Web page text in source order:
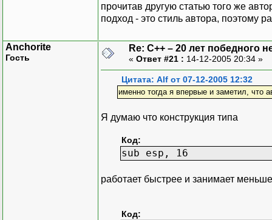
прочитав другую статью того же
подход - это стиль автора, поэтому
Anchorite
Гость
Re: C++ – 20 лет победного
« Ответ #21 : 14-12-2005 20:34 »
Цитата: Alf от 07-12-2005 12:32
именно тогда я впервые и заметил, что
Я думаю что конструкция типа
Код:
sub esp, 16
работает быстрее и занимает
Код: